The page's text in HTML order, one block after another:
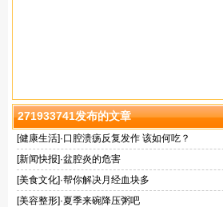
271933741发布的文章
[健康生活]·口腔溃疡反复发作 该如何吃？
[新闻快报]·盆腔炎的危害
[美食文化]·帮你解决月经血块多
[美容整形]·夏季来碗降压粥吧